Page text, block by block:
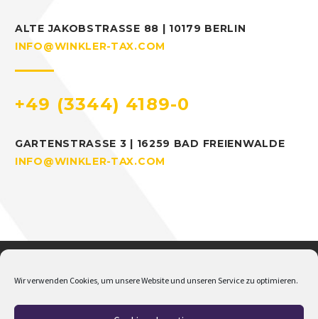
Wir verwenden Cookies, um unsere Website und unseren Service zu optimieren.
ALTE JAKOBSTRASSE 88 | 10179 BERLIN
INFO@WINKLER-TAX.COM
+49 (3344) 4189-0
GARTENSTRASSE 3 | 16259 BAD FREIENWALDE
INFO@WINKLER-TAX.COM